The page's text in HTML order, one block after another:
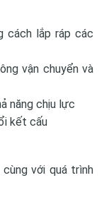
cách lắp ráp các
vận chuyển và
năng chịu lực
kết cấu
với quá trình